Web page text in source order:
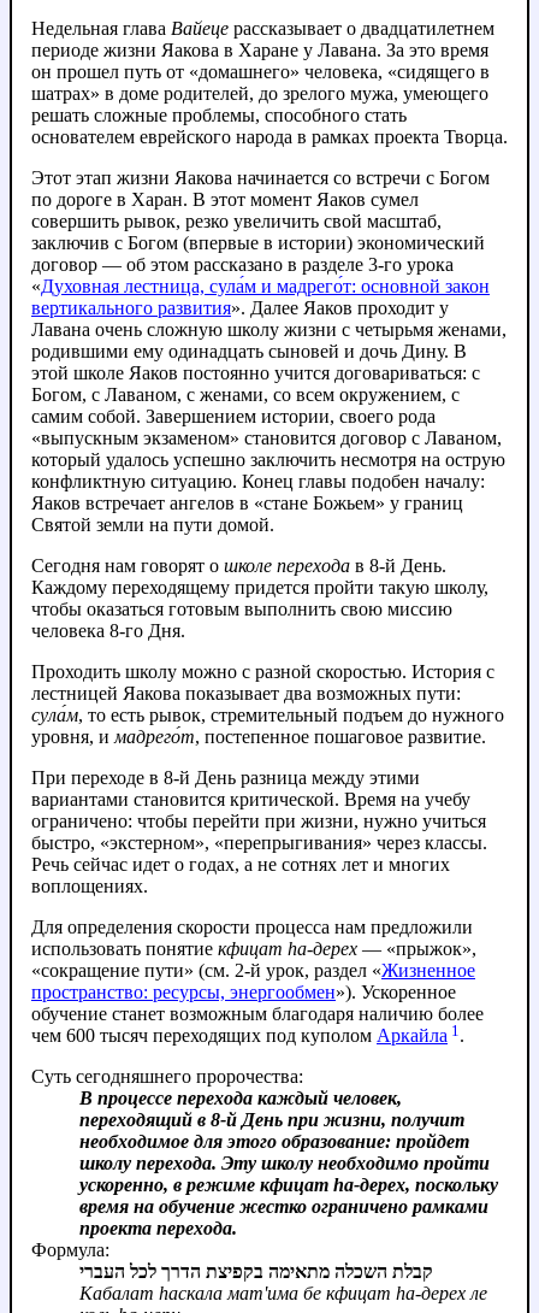
Недельная глава Вайеце рассказывает о двадцатилетнем
периоде жизни Яакова в Харане у Лавана. За это время
он прошел путь от «домашнего» человека, «сидящего в
шатрах» в доме родителей, до зрелого мужа, умеющего
решать сложные проблемы, способного стать
основателем еврейского народа в рамках проекта Творца.
Этот этап жизни Яакова начинается со встречи с Богом
по дороге в Харан. В этот момент Яаков сумел
совершить рывок, резко увеличить свой масштаб,
заключив с Богом (впервые в истории) экономический
договор — об этом рассказано в разделе 3-го урока
«Духовная лестница, сула́м и мадрего́т: основной закон
вертикального развития». Далее Яаков проходит у
Лавана очень сложную школу жизни с четырьмя женами,
родившими ему одинадцать сыновей и дочь Дину. В
этой школе Яаков постоянно учится договариваться: с
Богом, с Лаваном, с женами, со всем окружением, с
самим собой. Завершением истории, своего рода
«выпускным экзаменом» становится договор с Лаваном,
который удалось успешно заключить несмотря на острую
конфликтную ситуацию. Конец главы подобен началу:
Яаков встречает ангелов в «стане Божьем» у границ
Святой земли на пути домой.
Сегодня нам говорят о школе перехода в 8-й День.
Каждому переходящему придется пройти такую школу,
чтобы оказаться готовым выполнить свою миссию
человека 8-го Дня.
Проходить школу можно с разной скоростью. История с
лестницей Яакова показывает два возможных пути:
сула́м, то есть рывок, стремительный подъем до нужного
уровня, и мадрего́т, постепенное пошаговое развитие.
При переходе в 8-й День разница между этими
вариантами становится критической. Время на учебу
ограничено: чтобы перейти при жизни, нужно учиться
быстро, «экстерном», «перепрыгивания» через классы.
Речь сейчас идет о годах, а не сотнях лет и многих
воплощениях.
Для определения скорости процесса нам предложили
использовать понятие кфицат hа-дерех — «прыжок»,
«сокращение пути» (см. 2-й урок, раздел «Жизненное
пространство: ресурсы, энергообмен»). Ускоренное
обучение станет возможным благодаря наличию более
чем 600 тысяч переходящих под куполом Аркайла 1.
Суть сегодняшнего пророчества:
В процессе перехода каждый человек,
переходящий в 8-й День при жизни, получит
необходимое для этого образование: пройдет
школу перехода. Эту школу необходимо пройти
ускоренно, в режиме кфицат hа-дерех, поскольку
время на обучение жестко ограничено рамками
проекта перехода.
Формула:
קבלת השכלה מתאימה בקפיצת הדרך לכל העברי
Кабалат hаскала мат'има бе кфицат hа-дерех ле